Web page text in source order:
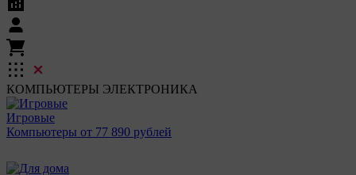
КОМПЬЮТЕРЫ ЭЛЕКТРОНИКА
Игровые
Компьютеры от 77 890 рублей